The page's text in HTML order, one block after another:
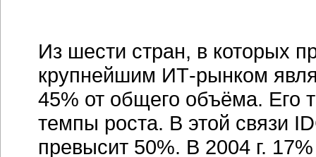
Из шести стран, в которых
крупнейшим ИТ-рынком
45% от общего объёма. Его
темпы роста. В этой связи
превысит 50%. В 2004 г.